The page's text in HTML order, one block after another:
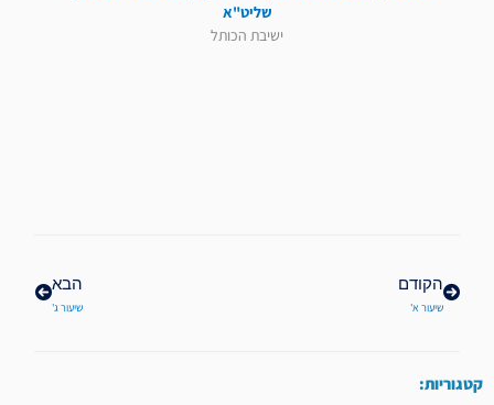
שליט"א
ישיבת הכותל
הקודם
שיעור א'
הבא
שיעור ג'
קטגוריות: